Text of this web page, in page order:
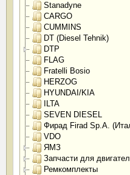
Stanadyne
CARGO
CUMMINS
DT (Diesel Tehnik)
DTP
FLAG
Fratelli Bosio
HERZOG
HYUNDAI/KIA
ILTA
SEVEN DIESEL
Фирад Firad Sp.A.
VDO
ЯМЗ
Запчасти для
Ремкомплекты